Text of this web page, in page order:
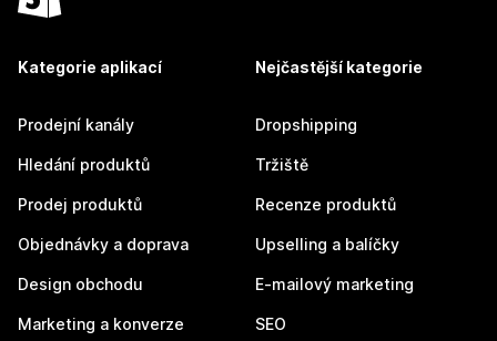
Kategorie aplikací
Prodejní kanály
Hledání produktů
Prodej produktů
Objednávky a doprava
Design obchodu
Marketing a konverze
Nejčastější kategorie
Dropshipping
Tržiště
Recenze produktů
Upselling a balíčky
E-mailový marketing
SEO